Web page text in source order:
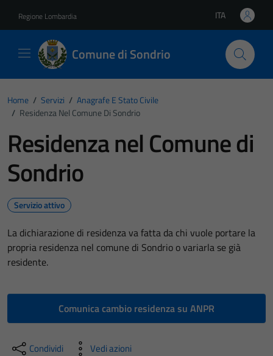
Regione Lombardia Lingua attiva:
ITA
Comune di Sondrio
Home / Servizi / Anagrafe E Stato Civile
/ Residenza Nel Comune Di Sondrio
Residenza nel Comune di
Sondrio
Servizio attivo
La dichiarazione di residenza va fatta da chi vuole portare la
propria residenza nel comune di Sondrio o variarla se già
residente.
Comunica cambio residenza su ANPR
Condividi Vedi azioni